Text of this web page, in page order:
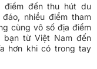
điểm đến thu hút du
nhiều điểm tham
cùng vô số địa điểm
bạn từ Việt Nam đến
hơn khi có trong tay